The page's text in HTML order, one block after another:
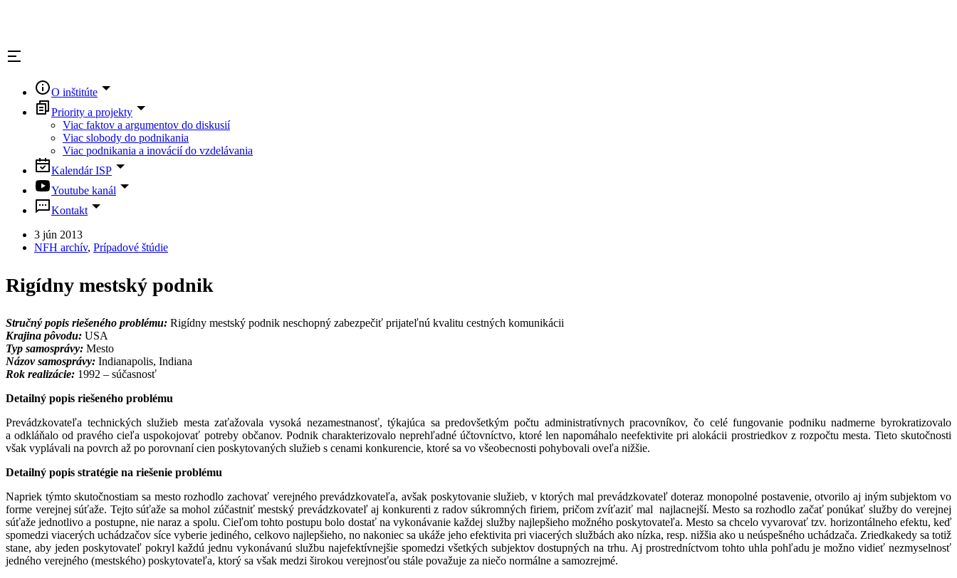
O inštitúte
Priority a projekty
Viac faktov a argumentov do diskusií
Viac slobody do podnikania
Viac podnikania a inovácií do vzdelávania
Kalendár ISP
Youtube kanál
Kontakt
3 jún 2013
NFH archív, Prípadové štúdie
Rigídny mestský podnik
Stručný popis riešeného problému: Rigídny mestský podnik neschopný zabezpečiť prijateľnú kvalitu cestných komunikácii
Krajina pôvodu: USA
Typ samosprávy: Mesto
Názov samosprávy: Indianapolis, Indiana
Rok realizácie: 1992 – súčasnosť
Detailný popis riešeného problému
Prevádzkovateľa technických služieb mesta zaťažovala vysoká nezamestnanosť, týkajúca sa predovšetkým počtu administratívnych pracovníkov, čo celé fungovanie podniku nadmerne byrokratizovalo
a odkláňalo od pravého cieľa uspokojovať potreby občanov. Podnik charakterizovalo neprehľadné účtovníctvo, ktoré len napomáhalo neefektivite pri alokácii prostriedkov z rozpočtu mesta. Tieto skutočnosti
však vyplávali na povrch až po porovnaní cien poskytovaných služieb s cenami konkurencie, ktoré sa vo všeobecnosti pohybovali oveľa nižšie.
Detailný popis stratégie na riešenie problému
Napriek týmto skutočnostiam sa mesto rozhodlo zachovať verejného prevádzkovateľa, avšak poskytovanie služieb, v ktorých mal prevádzkovateľ doteraz monopolné postavenie, otvorilo aj iným subjektom vo
forme verejnej súťaže. Tejto súťaže sa mohol zúčastniť mestský prevádzkovateľ aj konkurenti z radov súkromných firiem, pričom zvíťaziť mal najlacnejší. Mesto sa rozhodlo začať ponúkať služby do verejnej
súťaže jednotlivo a postupne, nie naraz a spolu. Cieľom tohto postupu bolo dostať na vykonávanie každej služby najlepšieho možného poskytovateľa. Mesto sa chcelo vyvarovať tzv. horizontálneho efektu, keď
spomedzi viacerých uchádzačov síce vyberie jediného, celkovo najlepšieho, no nakoniec sa ukáže jeho efektivita pri viacerých službách ako nízka, resp. nižšia ako u neúspešného uchádzača. Zriedkakedy sa totiž
stane, aby jeden poskytovateľ pokryl každú jednu vykonávanú službu najefektívnejšie spomedzi všetkých subjektov dostupných na trhu. Aj prostredníctvom tohto uhla pohľadu je možno vidieť nezmyselnosť
jedného verejného (mestského) poskytovateľa, ktorý sa však medzi širokou verejnosťou stále považuje za niečo normálne a samozrejmé.